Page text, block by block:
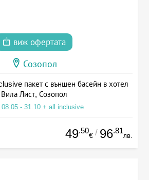
виж офертата
Созопол
пакет с външен басейн в хотел
Вила Лист, Созопол
08.05 - 31.10 + all inclusive
49.50
€ / 96.81
лв.